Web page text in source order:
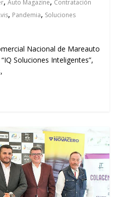
Auto Magazine Contratación
, Pandemia, Soluciones
Nacional de Mareauto
Soluciones Inteligentes”,